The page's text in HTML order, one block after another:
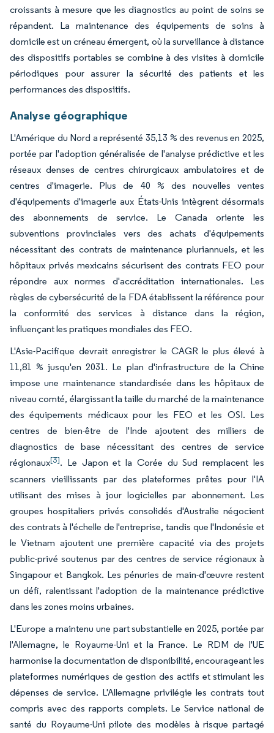
croissants à mesure que les diagnostics au point de soins se
répandent. La maintenance des équipements de soins à
domicile est un créneau émergent, où la surveillance à distance
des dispositifs portables se combine à des visites à domicile
périodiques pour assurer la sécurité des patients et les
performances des dispositifs.
Analyse géographique
L'Amérique du Nord a représenté 35,13 % des revenus en 2025,
portée par l'adoption généralisée de l'analyse prédictive et les
réseaux denses de centres chirurgicaux ambulatoires et de
centres d'imagerie. Plus de 40 % des nouvelles ventes
d'équipements d'imagerie aux États-Unis intègrent désormais
des abonnements de service. Le Canada oriente les
subventions provinciales vers des achats d'équipements
nécessitant des contrats de maintenance pluriannuels, et les
hôpitaux privés mexicains sécurisent des contrats FEO pour
répondre aux normes d'accréditation internationales. Les
règles de cybersécurité de la FDA établissent la référence pour
la conformité des services à distance dans la région,
influençant les pratiques mondiales des FEO.
L'Asie-Pacifique devrait enregistrer le CAGR le plus élevé à
11,81 % jusqu'en 2031. Le plan d'infrastructure de la Chine
impose une maintenance standardisée dans les hôpitaux de
niveau comté, élargissant la taille du marché de la maintenance
des équipements médicaux pour les FEO et les OSI. Les
centres de bien-être de l'Inde ajoutent des milliers de
diagnostics de base nécessitant des centres de service
régionaux[3]. Le Japon et la Corée du Sud remplacent les
scanners vieillissants par des plateformes prêtes pour l'IA
utilisant des mises à jour logicielles par abonnement. Les
groupes hospitaliers privés consolidés d'Australie négocient
des contrats à l'échelle de l'entreprise, tandis que l'Indonésie et
le Vietnam ajoutent une première capacité via des projets
public-privé soutenus par des centres de service régionaux à
Singapour et Bangkok. Les pénuries de main-d'œuvre restent
un défi, ralentissant l'adoption de la maintenance prédictive
dans les zones moins urbaines.
L'Europe a maintenu une part substantielle en 2025, portée par
l'Allemagne, le Royaume-Uni et la France. Le RDM de l'UE
harmonise la documentation de disponibilité, encourageant les
plateformes numériques de gestion des actifs et stimulant les
dépenses de service. L'Allemagne privilégie les contrats tout
compris avec des rapports complets. Le Service national de
santé du Royaume-Uni pilote des modèles à risque partagé